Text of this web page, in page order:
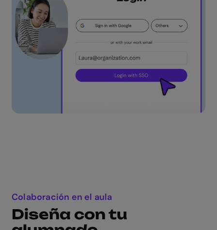
Colaboración en el aula
Diseña con tu